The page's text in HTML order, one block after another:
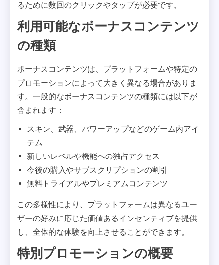
るために数回のクリックやタップが必要です。
利用可能なボーナスコンテンツ
の種類
ボーナスコンテンツは、プラットフォームや特定の
プロモーションによって大きく異なる場合がありま
す。一般的なボーナスコンテンツの種類には以下が
含まれます：
スキン、武器、パワーアップなどのゲーム内アイ
テム
新しいレベルや機能への独占アクセス
今後の購入やサブスクリプションの割引
無料トライアルやプレミアムコンテンツ
この多様性により、プラットフォームは異なるユー
ザーの好みに応じた価値あるインセンティブを提供
し、全体的な体験を向上させることができます。
特別プロモーションの概要